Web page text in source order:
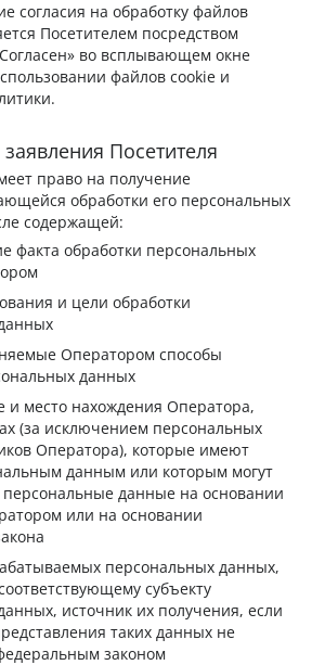
согласия на обработку файлов
Посетителем посредством
во всплывающем окне
файлов cookie и
Посетителя
право на получение
обработки его персональных
содержащей:
факта обработки персональных
и цели обработки
Оператором способы
данных
и место нахождения Оператора,
(за исключением персональных
Оператора), которые имеют
данным или которым могут
данные на основании
или на основании
персональных данных,
субъекту
источник их получения, если
таких данных не
законом